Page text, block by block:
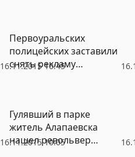
16.11.2015 10:45
Первоуральских
полицейских заставили
снять рекламу
16.11.2015 10:05
Гулявший в парке
житель Алапаевска
нашел револьвер